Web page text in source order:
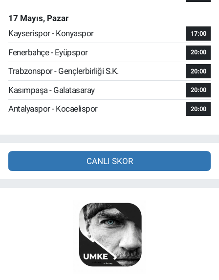
17 Mayıs, Pazar
Kayserispor - Konyaspor
17:00
Fenerbahçe - Eyüpspor 20:00
Trabzonspor - Gençlerbirliği S.K. 20:00
Kasımpaşa - Galatasaray 20:00
Antalyaspor - Kocaelispor 20:00
CANLI SKOR